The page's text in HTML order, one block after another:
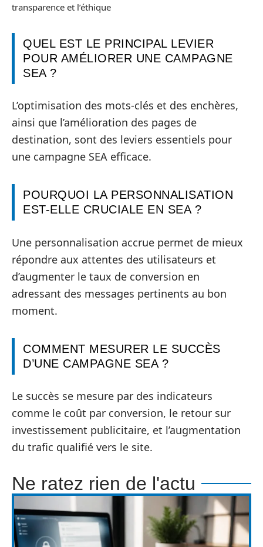
transparence et l’éthique
QUEL EST LE PRINCIPAL LEVIER
POUR AMÉLIORER UNE CAMPAGNE
SEA ?
L’optimisation des mots-clés et des enchères,
ainsi que l’amélioration des pages de
destination, sont des leviers essentiels pour
une campagne SEA efficace.
POURQUOI LA PERSONNALISATION
EST-ELLE CRUCIALE EN SEA ?
Une personnalisation accrue permet de mieux
répondre aux attentes des utilisateurs et
d’augmenter le taux de conversion en
adressant des messages pertinents au bon
moment.
COMMENT MESURER LE SUCCÈS
D’UNE CAMPAGNE SEA ?
Le succès se mesure par des indicateurs
comme le coût par conversion, le retour sur
investissement publicitaire, et l’augmentation
du trafic qualifié vers le site.
Ne ratez rien de l'actu